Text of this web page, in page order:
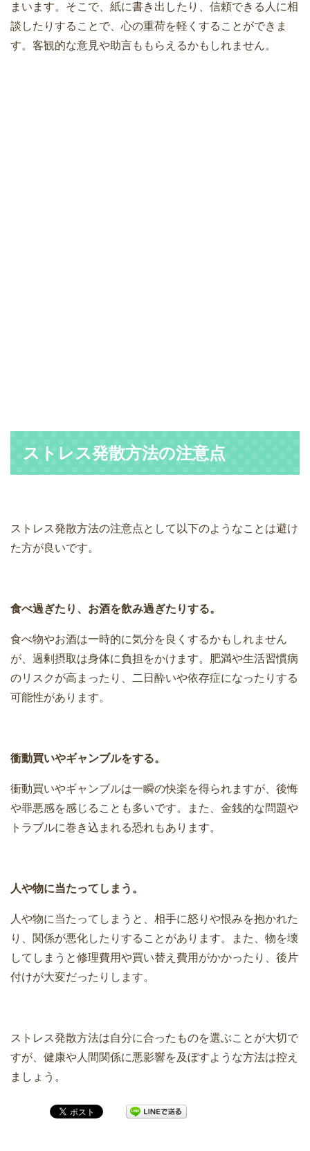
まいます。そこで、紙に書き出したり、信頼できる人に相
談したりすることで、心の重荷を軽くすることができま
す。客観的な意見や助言ももらえるかもしれません。
ストレス発散方法の注意点
ストレス発散方法の注意点として以下のようなことは避け
た方が良いです。
食べ過ぎたり、お酒を飲み過ぎたりする。
食べ物やお酒は一時的に気分を良くするかもしれません
が、過剰摂取は身体に負担をかけます。肥満や生活習慣病
のリスクが高まったり、二日酔いや依存症になったりする
可能性があります。
衝動買いやギャンブルをする。
衝動買いやギャンブルは一瞬の快楽を得られますが、後悔
や罪悪感を感じることも多いです。また、金銭的な問題や
トラブルに巻き込まれる恐れもあります。
人や物に当たってしまう。
人や物に当たってしまうと、相手に怒りや恨みを抱かれた
り、関係が悪化したりすることがあります。また、物を壊
してしまうと修理費用や買い替え費用がかかったり、後片
付けが大変だったりします。
ストレス発散方法は自分に合ったものを選ぶことが大切で
すが、健康や人間関係に悪影響を及ぼすような方法は控え
ましょう。